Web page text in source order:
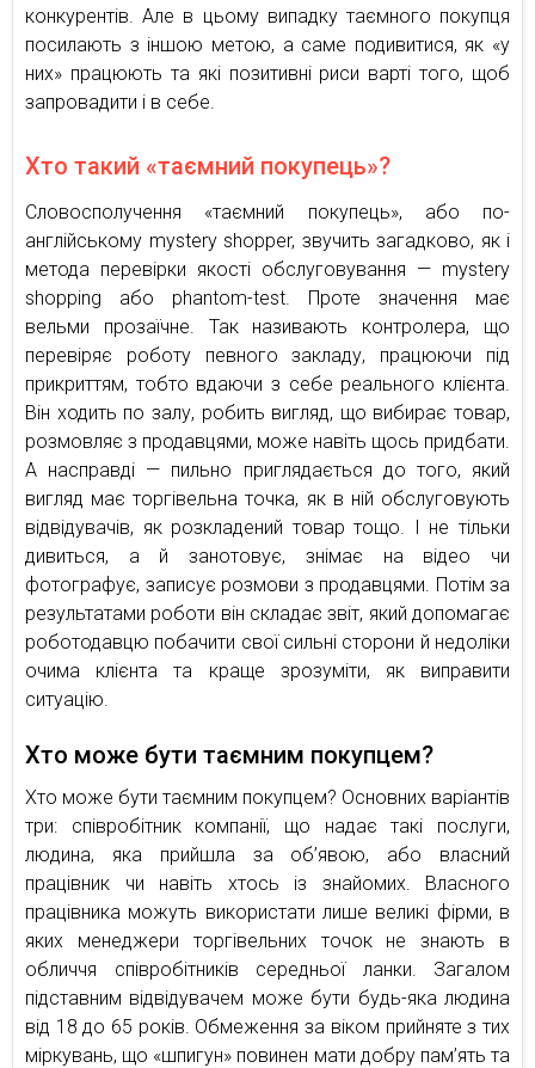
конкурентів. Але в цьому випадку таємного покупця
посилають з іншою метою, а саме подивитися, як «у
них» працюють та які позитивні риси варті того, щоб
запровадити і в себе.
Хто такий «таємний покупець»?
Словосполучення «таємний покупець», або по-
англійському mystery shopper, звучить загадково, як і
метода перевірки якості обслуговування — mystery
shopping або phantom-test. Проте значення має
вельми прозаїчне. Так називають контролера, що
перевіряє роботу певного закладу, працюючи під
прикриттям, тобто вдаючи з себе реального клієнта.
Він ходить по залу, робить вигляд, що вибирає товар,
розмовляє з продавцями, може навіть щось придбати.
А насправді — пильно приглядається до того, який
вигляд має торгівельна точка, як в ній обслуговують
відвідувачів, як розкладений товар тощо. І не тільки
дивиться, а й занотовує, знімає на відео чи
фотографує, записує розмови з продавцями. Потім за
результатами роботи він складає звіт, який допомагає
роботодавцю побачити свої сильні сторони й недоліки
очима клієнта та краще зрозуміти, як виправити
ситуацію.
Хто може бути таємним покупцем?
Хто може бути таємним покупцем? Основних варіантів
три: співробітник компанії, що надає такі послуги,
людина, яка прийшла за об’явою, або власний
працівник чи навіть хтось із знайомих. Власного
працівника можуть використати лише великі фірми, в
яких менеджери торгівельних точок не знають в
обличчя співробітників середньої ланки. Загалом
підставним відвідувачем може бути будь-яка людина
від 18 до 65 років. Обмеження за віком прийняте з тих
міркувань, що «шпигун» повинен мати добру пам’ять та